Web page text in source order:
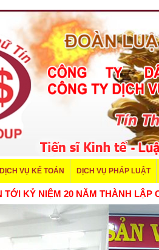
DỊCH VỤ KẾ TOÁN DỊCH VỤ PHÁP LUẬT
TIẾN TỚI KỶ NIỆM 20 NĂM